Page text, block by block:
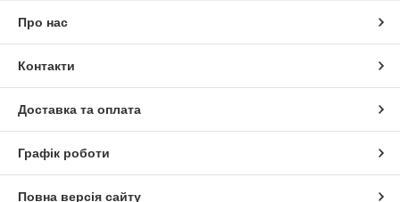
Про нас
Контакти
Доставка та оплата
Графік роботи
Повна версія сайту